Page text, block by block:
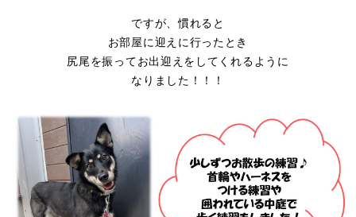
ですが、慣れると
お部屋に迎えに行ったとき
尻尾を振ってお出迎えをしてくれるように
なりました！！！